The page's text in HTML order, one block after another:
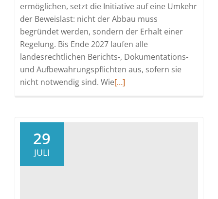
ermöglichen, setzt die Initiative auf eine Umkehr
der Beweislast: nicht der Abbau muss
begründet werden, sondern der Erhalt einer
Regelung. Bis Ende 2027 laufen alle
landesrechtlichen Berichts-, Dokumentations-
und Aufbewahrungspflichten aus, sofern sie
nicht notwendig sind. WieRead
[…]
29
JULI